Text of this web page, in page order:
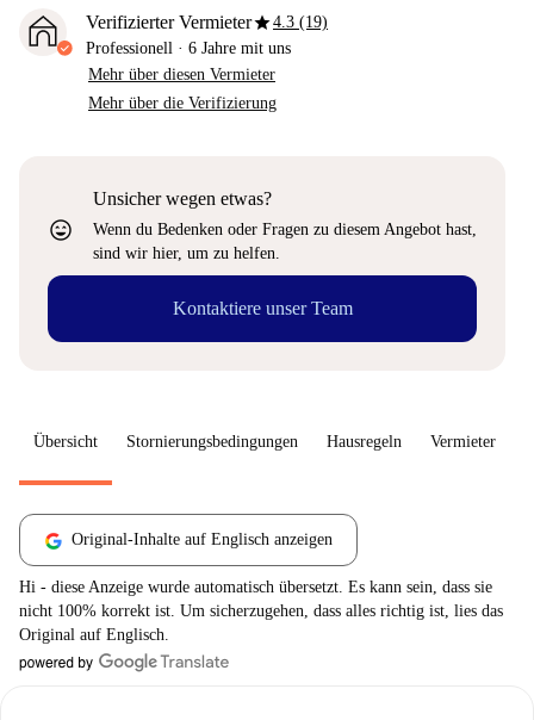
Verifizierter Vermieterstar4.3 (19)
Professionell · 6 Jahre mit uns
Mehr über diesen Vermieter
Mehr über die Verifizierung
sentiment_very_satisfied
Unsicher wegen etwas?
Wenn du Bedenken oder Fragen zu diesem Angebot hast,
sind wir hier, um zu helfen.
Kontaktiere unser Team
Übersicht Stornierungsbedingungen Hausregeln Vermieter
Original-Inhalte auf Englisch anzeigen
Hi - diese Anzeige wurde automatisch übersetzt. Es kann sein, dass sie
nicht 100% korrekt ist. Um sicherzugehen, dass alles richtig ist, lies das
Original auf Englisch.